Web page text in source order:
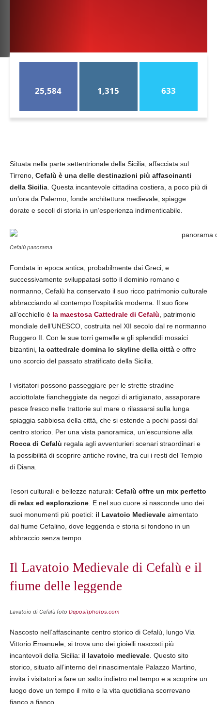
25,584 1,315 633
Situata nella parte settentrionale della Sicilia, affacciata sul
Tirreno, Cefalù è una delle destinazioni più affascinanti
della Sicilia . Questa incantevole cittadina costiera, a poco più di
un’ora da Palermo, fonde architettura medievale, spiagge
dorate e secoli di storia in un’esperienza indimenticabile.
Cefalù panorama
Fondata in epoca antica, probabilmente dai Greci, e
successivamente sviluppatasi sotto il dominio romano e
normanno, Cefalù ha conservato il suo ricco patrimonio culturale
abbracciando al contempo l’ospitalità moderna. Il suo fiore
all’occhiello è la maestosa Cattedrale di Cefalù , patrimonio
mondiale dell’UNESCO, costruita nel XII secolo dal re normanno
Ruggero II. Con le sue torri gemelle e gli splendidi mosaici
bizantini, la cattedrale domina lo skyline della città e offre
uno scorcio del passato stratificato della Sicilia.
I visitatori possono passeggiare per le strette stradine
acciottolate fiancheggiate da negozi di artigianato, assaporare
pesce fresco nelle trattorie sul mare o rilassarsi sulla lunga
spiaggia sabbiosa della città, che si estende a pochi passi dal
centro storico. Per una vista panoramica, un’escursione alla
Rocca di Cefalù regala agli avventurieri scenari straordinari e
la possibilità di scoprire antiche rovine, tra cui i resti del Tempio
di Diana.
Tesori culturali e bellezze naturali: Cefalù offre un mix perfetto
di relax ed esplorazione . E nel suo cuore si nasconde uno dei
suoi monumenti più poetici: il Lavatoio Medievale aimentato
dal fiume Cefalino, dove leggenda e storia si fondono in un
abbraccio senza tempo.
Il Lavatoio Medievale di Cefalù e il
fiume delle leggende
Lavatoio di Cefalù foto Depositphotos.com
Nascosto nell’affascinante centro storico di Cefalù, lungo Via
Vittorio Emanuele, si trova uno dei gioielli nascosti più
incantevoli della Sicilia: il lavatoio medievale . Questo sito
storico, situato all’interno del rinascimentale Palazzo Martino,
invita i visitatori a fare un salto indietro nel tempo e a scoprire un
luogo dove un tempo il mito e la vita quotidiana scorrevano
fianco a fianco.